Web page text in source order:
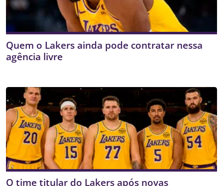
Quem o Lakers ainda pode contratar nessa
agência livre
O time titular do Lakers após novas